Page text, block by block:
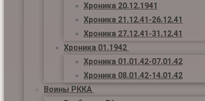
Хроника 20.12.1941
Хроника 21.12.41-26.12.41
Хроника 27.12.41-31.12.41
Хроника 01.1942
Хроника 01.01.42-07.01.42
Хроника 08.01.42-14.01.42
Воины РККА